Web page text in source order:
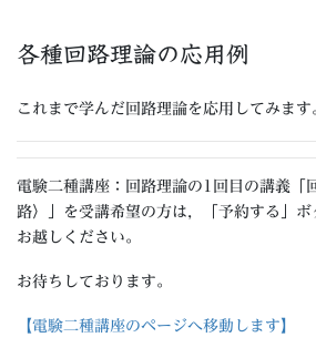
各種回路理論の応用例
これまで学んだ回路理論を応用してみます
電験二種講座：回路理論の1回目の講義「
路〉」を受講希望の方は，「予約する」ボ
お越しください。
お待ちしております。
【電験二種講座のページへ移動します】